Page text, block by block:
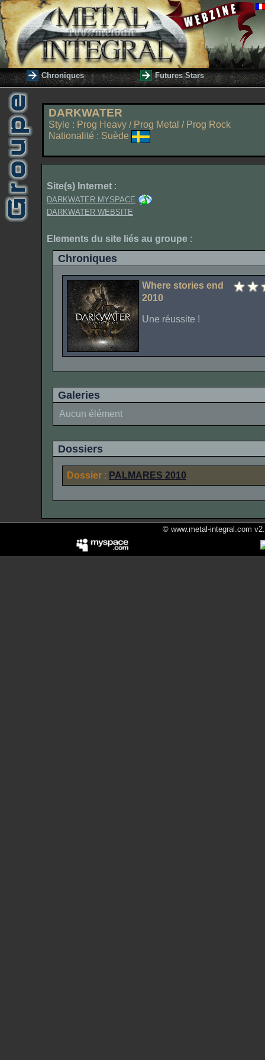
Chroniques Futures Stars
DARKWATER
Style : Prog Heavy / Prog Metal / Prog Rock
Nationalité : Suède
Site(s) Internet :
DARKWATER MYSPACE
DARKWATER WEBSITE
Elements du site liés au groupe :
Chroniques
Where stories end
2010
Une réussite !
Galeries
Aucun élément
Dossiers
Dossier : PALMARES 2010
© www.metal-integral.com